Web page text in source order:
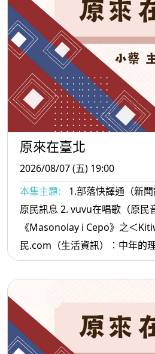
原來在臺北
2026/08/07 (五) 19:00
本集主題:
1.部落快譯通（新
原民訊息 2. vuvu在唱歌（原民音樂）：漂流出口
《Masonolay i Cepo》之＜
民.com（生活資訊）：中年的